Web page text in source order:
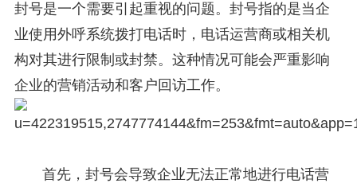
封号是一个需要引起重视的问题。封号指的是当企
业使用外呼系统拨打电话时，电话运营商或相关机
构对其进行限制或封禁。这种情况可能会严重影响
企业的营销活动和客户回访工作。
首先，封号会导致企业无法正常地进行电话营